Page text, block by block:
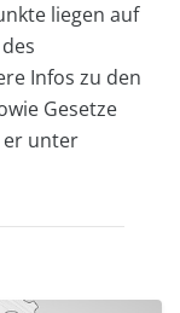
liegen auf
Infos zu den
Gesetze
er unter